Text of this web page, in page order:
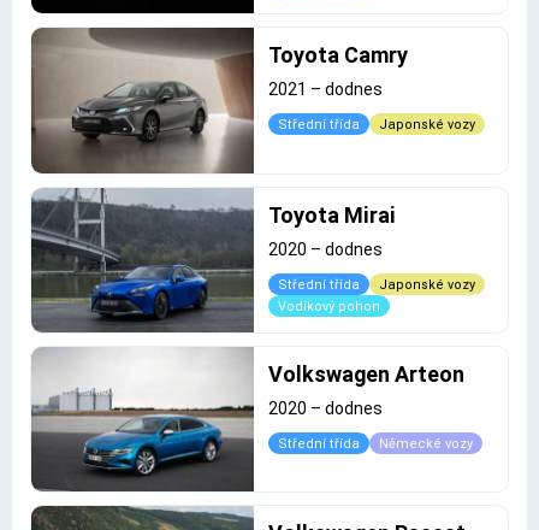
Toyota Camry
2021 – dodnes
Střední třída Japonské vozy
Toyota Mirai
2020 – dodnes
Střední třída
Japonské vozy
Vodíkový pohon
Volkswagen Arteon
2020 – dodnes
Střední třída Německé vozy